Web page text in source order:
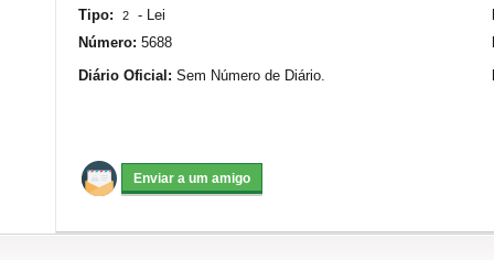
Tipo: 2 - Lei
Número: 5688
Diário Oficial: Sem Número de Diário.